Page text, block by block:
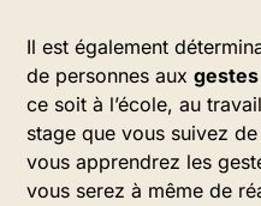
Il est également
de personnes aux
ce soit à l’école, au
stage que vous suivez
vous apprendrez les
vous serez à même de